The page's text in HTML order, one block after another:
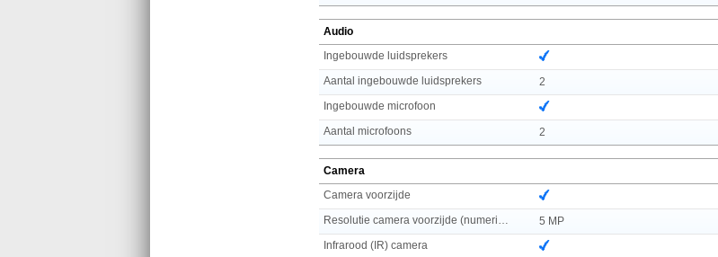
Audio
Ingebouwde luidsprekers
Aantal ingebouwde luidsprekers
2
Ingebouwde microfoon
Aantal microfoons
2
Camera
Camera voorzijde
5 MP
Infrarood (IR) camera